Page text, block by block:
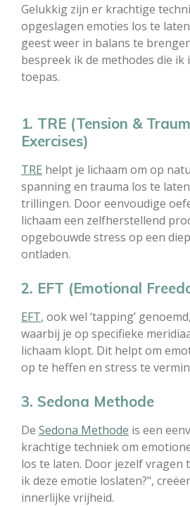
Gelukkig zijn er krachtige
opgeslagen emoties los te
geest weer in balans te
bespreek ik de methodes die
toepas.
1. TRE (Tension &
Exercises)
TRE helpt je lichaam om op
spanning en trauma los te
trillingen. Door eenvoudige
lichaam een zelfherstellend
opgebouwde stress op een
ontladen.
2. EFT (Emotional
EFT, ook wel ‘tapping’
waarbij je op specifieke
lichaam klopt. Dit helpt om
op te heffen en stress te
3. Sedona Methode
De Sedona Methode is een
krachtige techniek om
los te laten. Door jezelf vragen
ik deze emotie loslaten?",
innerlijke vrijheid.